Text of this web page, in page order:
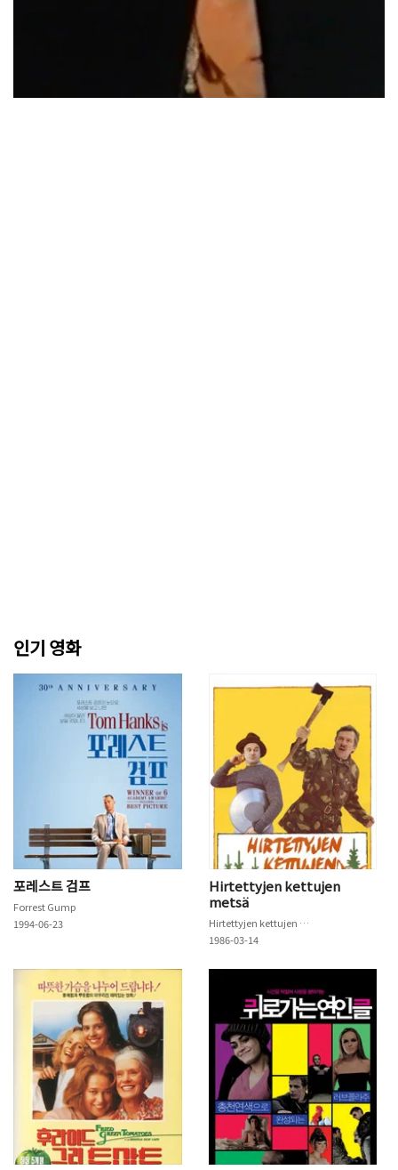
인기 영화
포레스트 검프
Forrest Gump
1994-06-23
Hirtettyjen kettujen
metsä
Hirtettyjen kettujen metsä
1986-03-14